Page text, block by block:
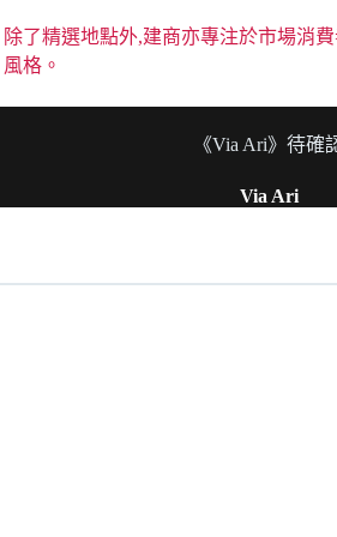
除了精選地點外,建商亦專注於市場消
風格。
《Via Ari》待確
Via Ari